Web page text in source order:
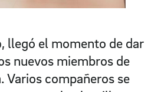
llegó el momento de dar
nuevos miembros de
Varios compañeros se